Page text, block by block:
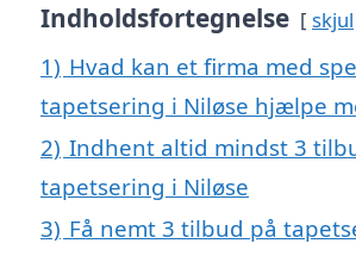
Indholdsfortegnelse skjul
1) Hvad kan et firma med
tapetsering i Niløse hjælpe
2) Indhent altid mindst 3
tapetsering i Niløse
3) Få nemt 3 tilbud på